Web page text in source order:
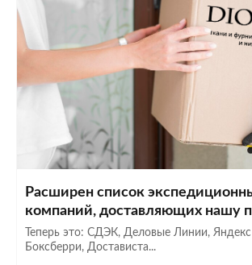
Расширен список
компаний, доставляющих нашу
Теперь это: СДЭК, Деловые Линии,
Боксберри, Достависта...